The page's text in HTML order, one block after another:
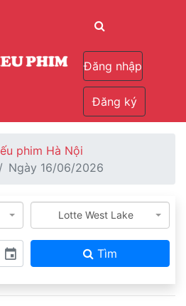
Đăng nhập
Đăng ký
phim Hà Nội
Ngày 16/06/2026
Lotte West Lake
event Tìm